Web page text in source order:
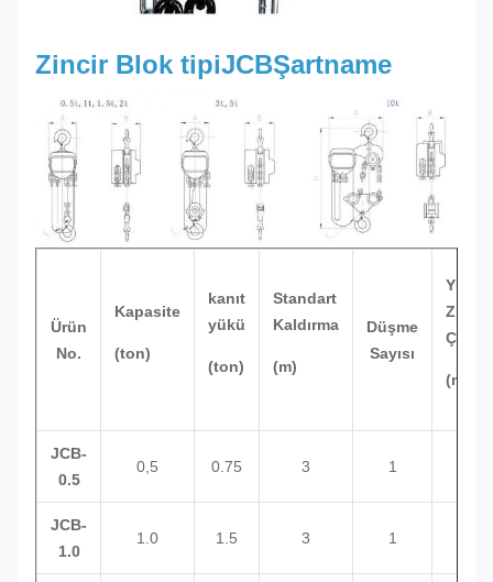
Zincir Blok tipiJCBŞartname
Ürün
No.
Kapasite
(ton)
kanıt
yükü
(ton)
Standart
Kaldırma
(m)
Düşme
Sayısı
Yük
Zinciri
Çapı
(mm)
JCB-
0.5
0,5 0.75 3 1
JCB-
1.0
1.0 1.5 3 1